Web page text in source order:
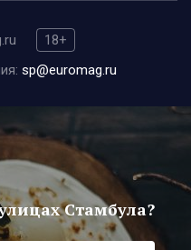
18+
sp@euromag.ru
Стамбула?